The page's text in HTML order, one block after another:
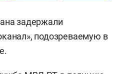
задержали
подозреваемую в